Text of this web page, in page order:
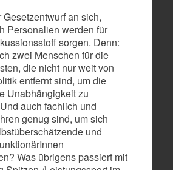
Gesetzentwurf an sich,
Personalien werden für
sorgen. Denn:
zwei Menschen für die
die nicht nur weit von
entfernt sind, um die
Unabhängigkeit zu
auch fachlich und
genug sind, um sich
und
Was übrigens passiert mit